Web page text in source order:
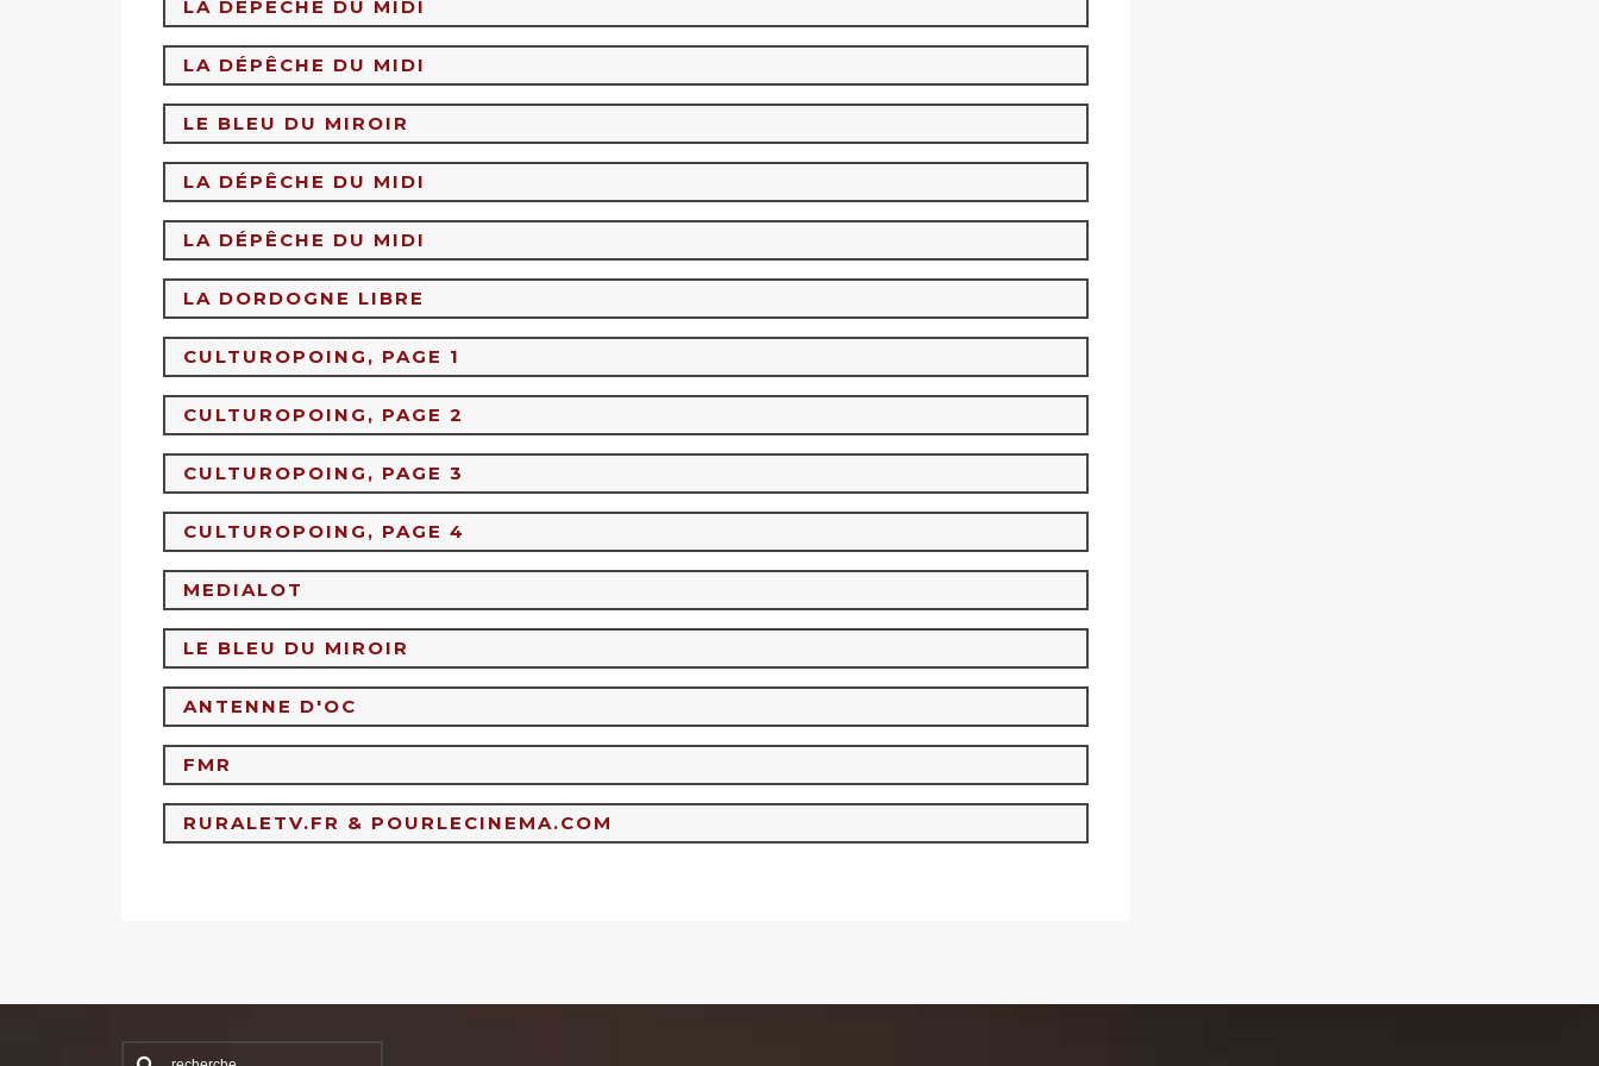
LA DÉPÊCHE DU MIDI
LA DÉPÊCHE DU MIDI
LE BLEU DU MIROIR
LA DÉPÊCHE DU MIDI
LA DÉPÊCHE DU MIDI
LA DORDOGNE LIBRE
CULTUROPOING, PAGE 1
CULTUROPOING, PAGE 2
CULTUROPOING, PAGE 3
CULTUROPOING, PAGE 4
MEDIALOT
LE BLEU DU MIROIR
ANTENNE D'OC
FMR
RURALETV.FR & POURLECINEMA.COM